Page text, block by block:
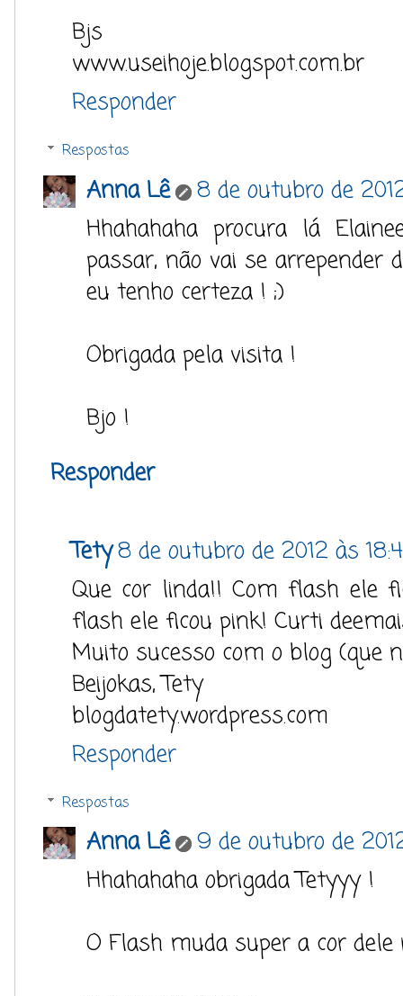
Bjs
www.useihoje.blogspot.com.br
Responder
Respostas
Anna Lê
8 de outubro de
Hhahahaha procura lá
passar, não vai se arrepender
eu tenho certeza ! ;)
Obrigada pela visita !
Bjo !
Responder
Tety8 de outubro de 2012 às
Que cor linda!! Com flash ele
flash ele ficou pink! Curti
Muito sucesso com o blog (que
Beijokas, Tety
blogdatety.wordpress.com
Responder
Respostas
Anna Lê
9 de outubro de
Hhahahaha obrigada Tetyyy !
O Flash muda super a cor dele